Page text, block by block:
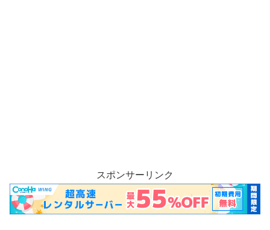
スポンサーリンク